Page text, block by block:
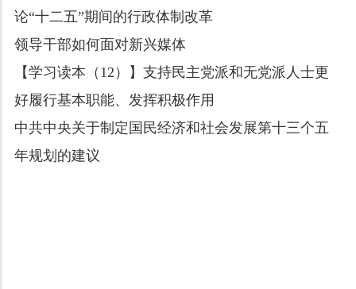
论“十二五”期间的行政体制改革
领导干部如何面对新兴媒体
​【学习读本（12）】支持民主党派和无党派人士更
好履行基本职能、发挥积极作用
中共中央关于制定国民经济和社会发展第十三个五
年规划的建议